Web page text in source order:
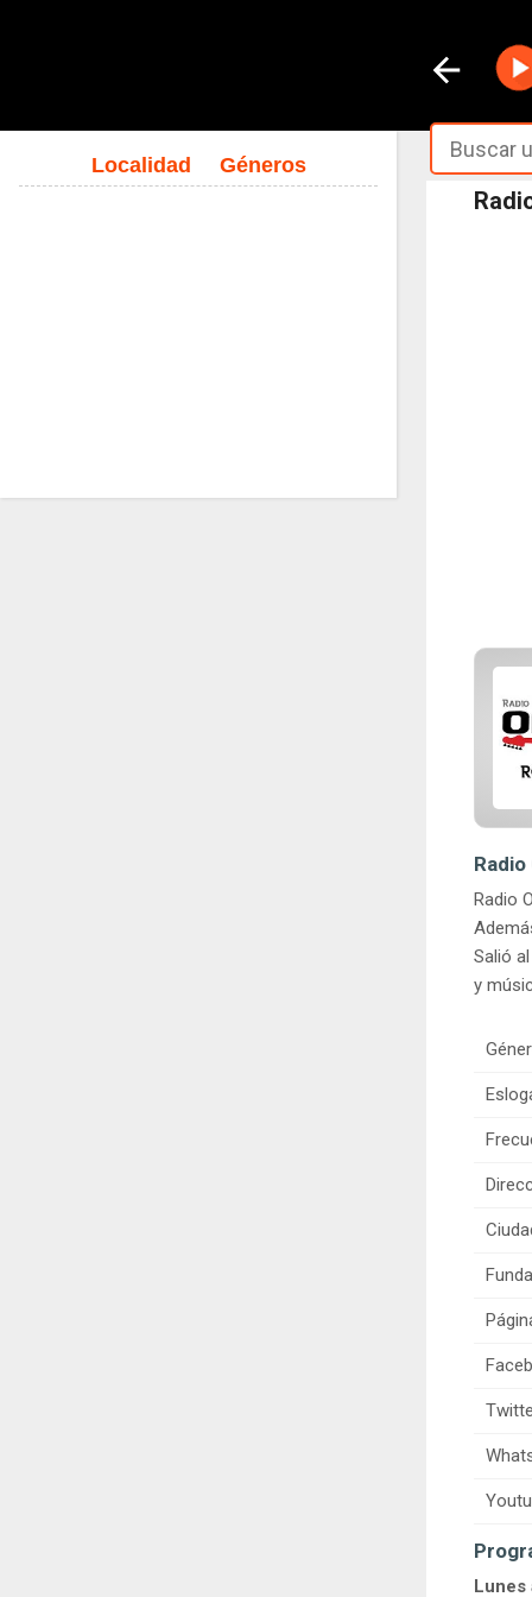
Radio
Salió
y
Lunes
Localidad Géneros